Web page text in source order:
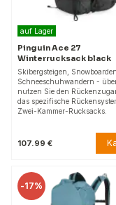
auf Lager
Pinguin Ace 27
Winterrucksack black
Skibergsteigen,
Schneeschuhwandern -
nutzen Sie den
das spezifische
Zwei-Kammer-Rucksacks.
107.99 €
-17%